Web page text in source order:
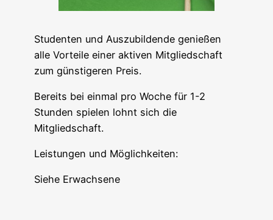
Studenten und Auszubildende genießen
alle Vorteile einer aktiven Mitgliedschaft
zum günstigeren Preis.
Bereits bei einmal pro Woche für 1-2
Stunden spielen lohnt sich die
Mitgliedschaft.
Leistungen und Möglichkeiten:
Siehe Erwachsene